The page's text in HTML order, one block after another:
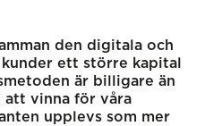
den digitala och
ett större kapital
är billigare än
att vinna för våra
upplevs som mer